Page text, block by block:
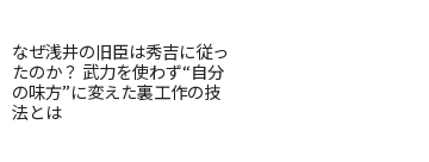
なぜ浅井の旧臣は秀吉に従っ
たのか？ 武力を使わず“自分
の味方”に変えた裏工作の技
法とは